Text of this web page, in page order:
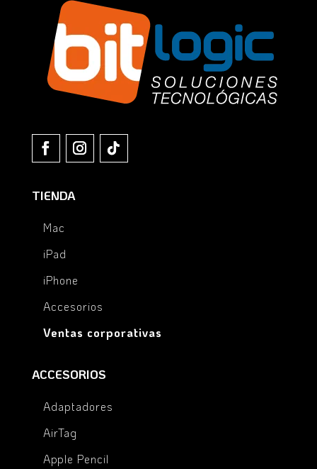
TIENDA
Mac
iPad
iPhone
Accesorios
Ventas corporativas
ACCESORIOS
Adaptadores
AirTag
Apple Pencil